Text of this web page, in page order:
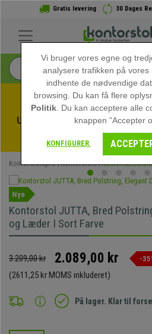
Gratis levering 30 Dages
Udnyt sommerudsalget hos
rabatter i en begrænset
Kontorstolepro Kontorstole Kontorlænestole
Nye
Kontorstol JUTTA, Bred
og Læder I Sort Farve
3.209,00 kr 2.089,00 kr -
(2611,25 kr MOMS inkluderet)
På lager. Klar til
Vi bruger vores egne og
analysere trafikken på
indhente de nødvendige
browsing. Du kan få flere
Politik . Du kan acceptere alle
knappen ”Accepter
KONFIGURER